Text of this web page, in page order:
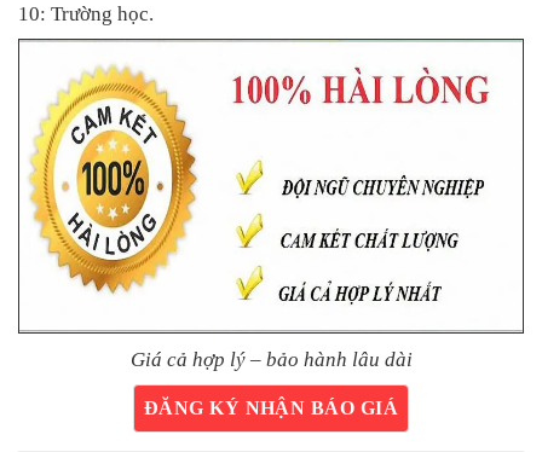
10: Trường học.
Giá cả hợp lý – bảo hành lâu dài
ĐĂNG KÝ NHẬN BÁO GIÁ